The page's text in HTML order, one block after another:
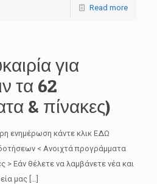
Read more
για
τα 62
& πίνακες)
ενημέρωση κάντε κλικ ΕΔΩ
< Ανοιχτά προγράμματα
> Εάν θέλετε να λαμβάνετε νέα και
μας